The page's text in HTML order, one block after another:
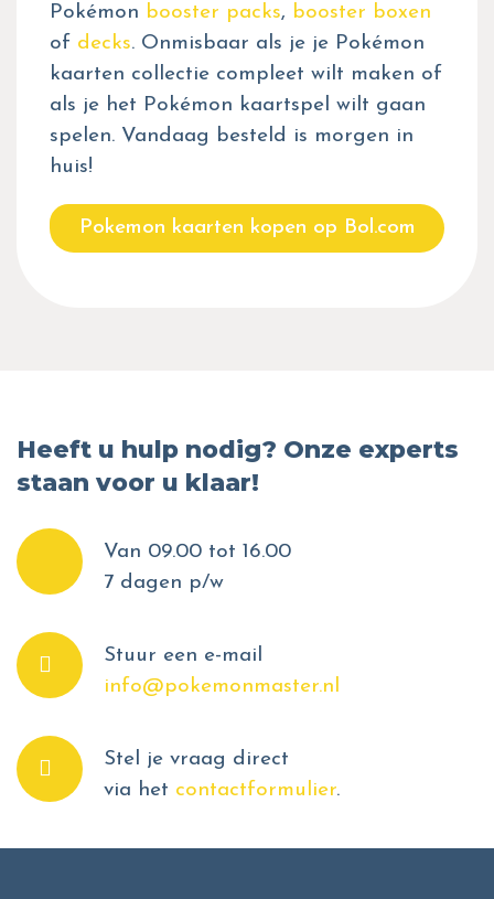
Pokémon booster packs, booster boxen
of decks. Onmisbaar als je je Pokémon
kaarten collectie compleet wilt maken of
als je het Pokémon kaartspel wilt gaan
spelen. Vandaag besteld is morgen in
huis!
Pokemon kaarten kopen op Bol.com
Heeft u hulp nodig? Onze experts
staan voor u klaar!
Van 09.00 tot 16.00
7 dagen p/w
Stuur een e-mail
info@pokemonmaster.nl
Stel je vraag direct
via het contactformulier.